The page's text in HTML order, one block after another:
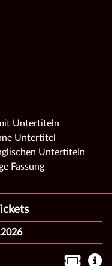
Untertiteln
Untertitel
Untertiteln
Fassung